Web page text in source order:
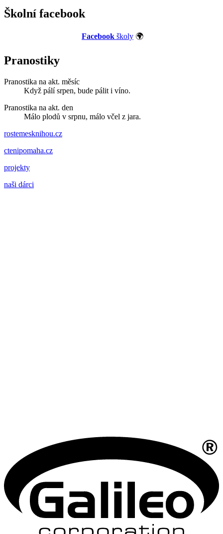
Školní facebook
Facebook školy 🌍
Pranostiky
Pranostika na akt. měsíc
Když pálí srpen, bude pálit i víno.
Pranostika na akt. den
Málo plodů v srpnu, málo včel z jara.
rostemesknihou.cz
ctenipomaha.cz
projekty
naši dárci